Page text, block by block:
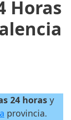
Horas
24 horas y
provincia.